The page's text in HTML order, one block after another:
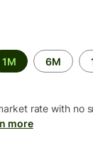
1M 6M
rate with no
more